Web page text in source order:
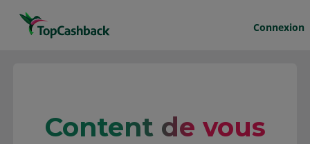
Connexion
Content de vous